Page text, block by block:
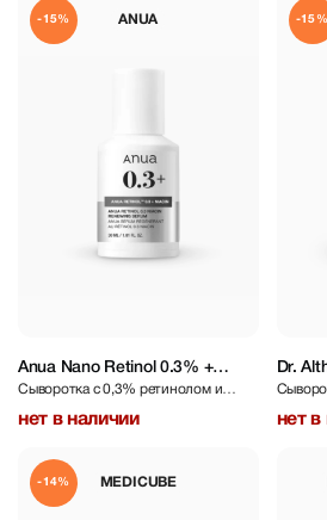
ANUA
-15%
Anua Nano Retinol 0.3% +
Niacin Renewing Serum 30 ml
Сыворотка с 0,3% ретинолом и
нет в наличии
-15%
Dr.
нет в
MEDICUBE
-14%